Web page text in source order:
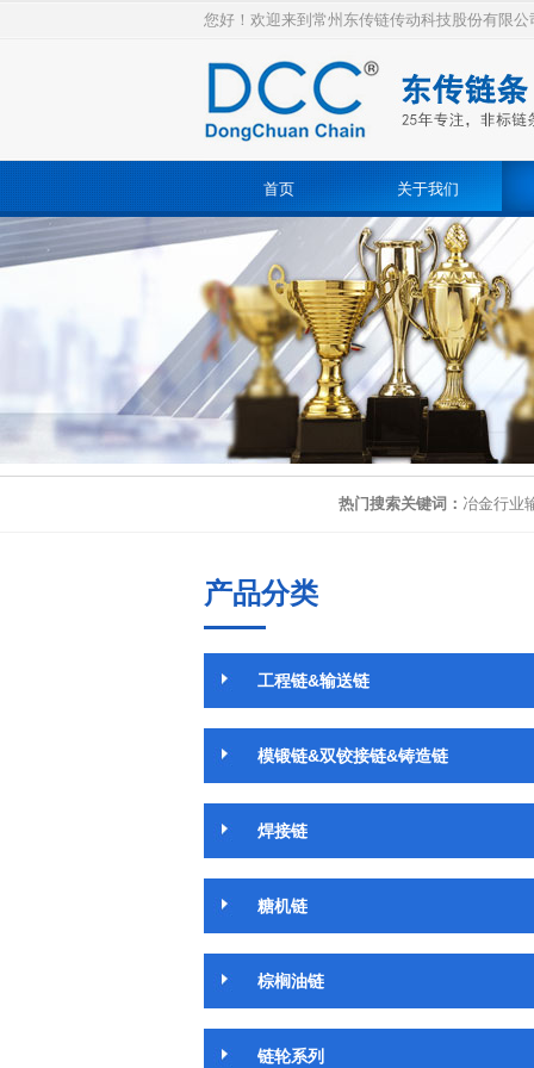
您好！欢迎来到常州东传链传动科技股份有限公
首页 关于我们
热门搜索关键词： 冶金行业
产品分类
工程链&输送链
模锻链&双铰接链&铸造链
焊接链
糖机链
棕榈油链
链轮系列